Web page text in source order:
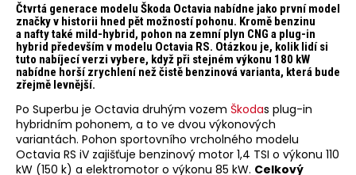
Čtvrtá generace modelu Škoda Octavia nabídne jako první model
značky v historii hned pět možností pohonu. Kromě benzinu
a nafty také mild-hybrid, pohon na zemní plyn CNG a plug-in
hybrid především v modelu Octavia RS. Otázkou je, kolik lidí si
tuto nabíjecí verzi vybere, když při stejném výkonu 180 kW
nabídne horší zrychlení než čistě benzinová varianta, která bude
zřejmě levnější.
Po Superbu je Octavia druhým vozem Škodas plug-in
hybridním pohonem, a to ve dvou výkonových
variantách. Pohon sportovního vrcholného modelu
Octavia RS iV zajišťuje benzinový motor 1,4 TSI o výkonu 110
kW (150 k) a elektromotor o výkonu 85 kW. Celkový